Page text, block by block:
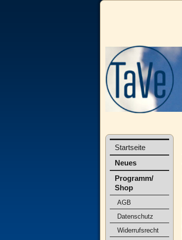
Startseite
Neues
Programm/
Shop
AGB
Datenschutz
Widerrufsrecht